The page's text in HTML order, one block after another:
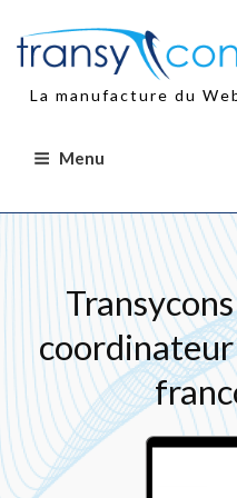
contenu
principalLa manufacture du
Menu